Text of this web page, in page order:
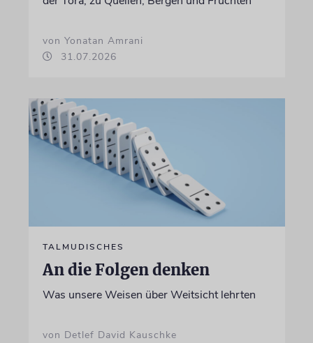
von Yonatan Amrani
31.07.2026
TALMUDISCHES
An die Folgen denken
Was unsere Weisen über Weitsicht lehrten
von Detlef David Kauschke